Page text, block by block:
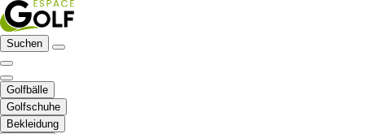
Suchen
Golfbälle
Golfschuhe
Bekleidung